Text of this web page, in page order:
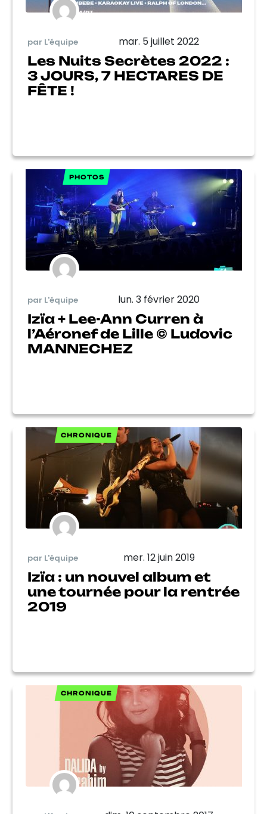
par L'équipe mar. 5 juillet 2022
Les Nuits Secrètes 2022 :
3 JOURS, 7 HECTARES DE
FÊTE !
PHOTOS
par L'équipe lun. 3 février 2020
Izïa + Lee-Ann Curren à
l’Aéronef de Lille © Ludovic
MANNECHEZ
CHRONIQUE
par L'équipe mer. 12 juin 2019
Izïa : un nouvel album et
une tournée pour la rentrée
2019
CHRONIQUE